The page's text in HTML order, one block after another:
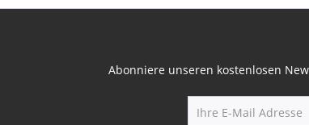
Abonniere unseren kostenlosen